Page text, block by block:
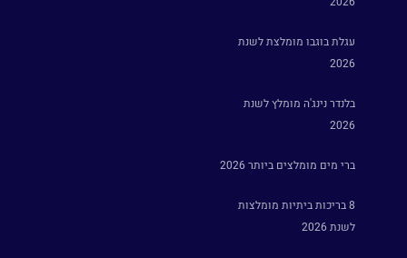
עגלת בוגבו מומלצת לשנת
2026
בלנדר נינג'ה מומלץ לשנת
2026
ברי מים מומלצים ביותר 2026
8 בריכות ביתיות מומלצות
לשנת 2026